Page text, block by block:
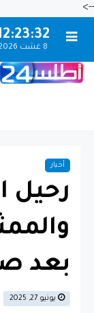
-->
8 غشت 2026
أخبار
رحيل
بعد
يونيو 27, 2025